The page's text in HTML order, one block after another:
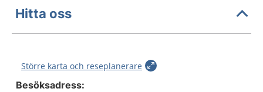
Hitta oss
Större karta och reseplanerare
Besöksadress: